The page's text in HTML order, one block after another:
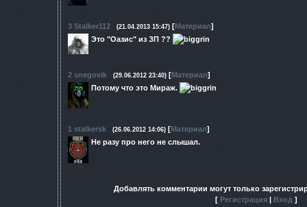
3 Stalker112 (21.04.2013 15:47) [Материал]
Это "Оазис" из ЗП ??
2 snegovik (29.06.2012 23:40) [Материал]
Потому что это Мираж.
1 stalkersk (26.06.2012 14:06) [Материал]
Не разу про него не слышал.
Добавлять комментарии могут только
[ Регистрация Вход ]